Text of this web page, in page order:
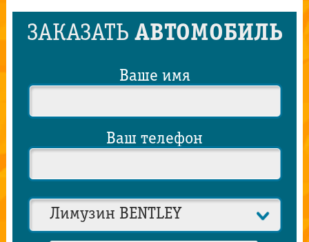
ЗАКАЗАТЬ АВТОМОБИЛЬ
Ваше имя
Ваш телефон